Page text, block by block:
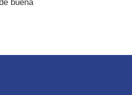
buena